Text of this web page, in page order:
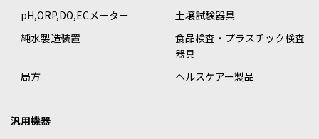
pH,ORP,DO,ECメーター
土壌試験器具
純水製造装置
食品検査・プラスチック検査
器具
局方
ヘルスケアー製品
汎用機器